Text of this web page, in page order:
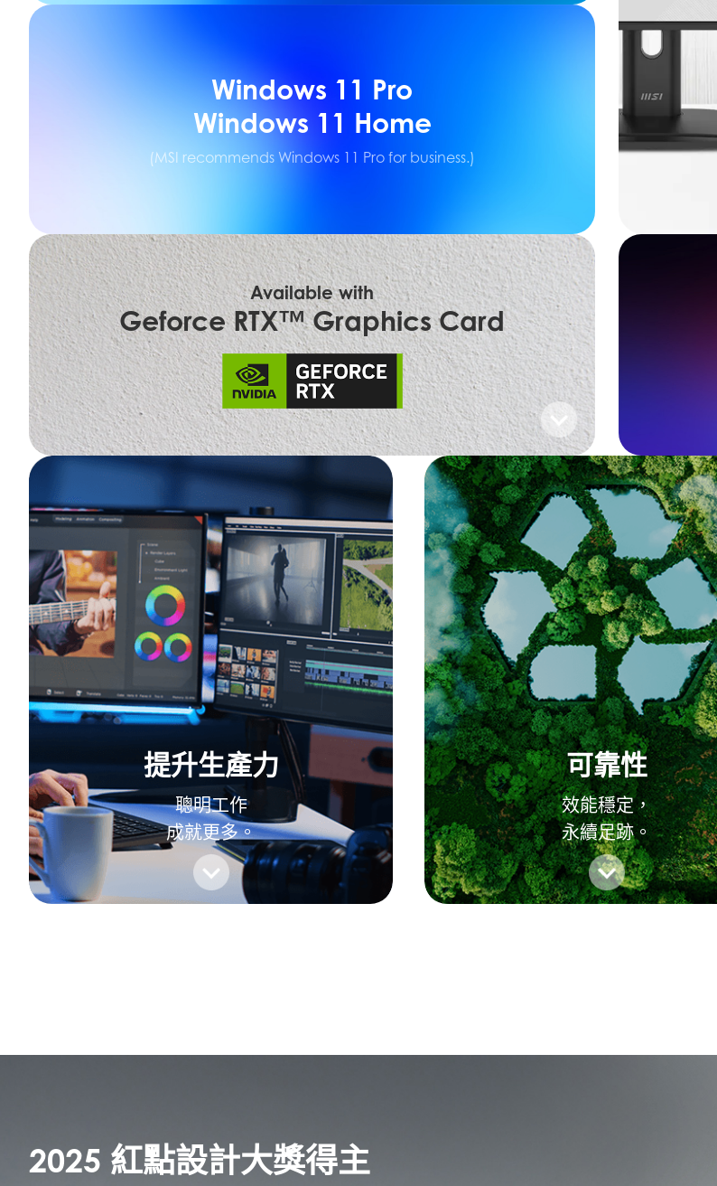
Windows 11 Pro
Windows 11 Home
(MSI recommends Windows 11 Pro for business.)
Available with
Geforce RTX™ Graphics Card
提升生產力
聰明工作
成就更多。
可靠性
效能穩定，
永續足跡。
2025 紅點設計大獎得主